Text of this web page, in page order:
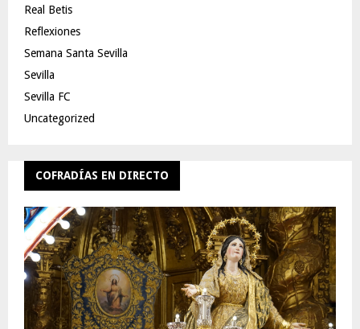
Real Betis
Reflexiones
Semana Santa Sevilla
Sevilla
Sevilla FC
Uncategorized
COFRADÍAS EN DIRECTO